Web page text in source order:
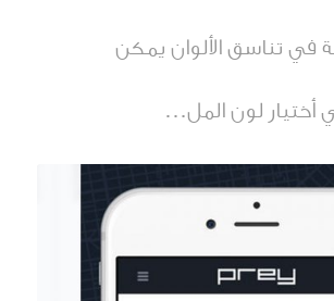
تناسق الألوان يمكن
أختيار لون المل…